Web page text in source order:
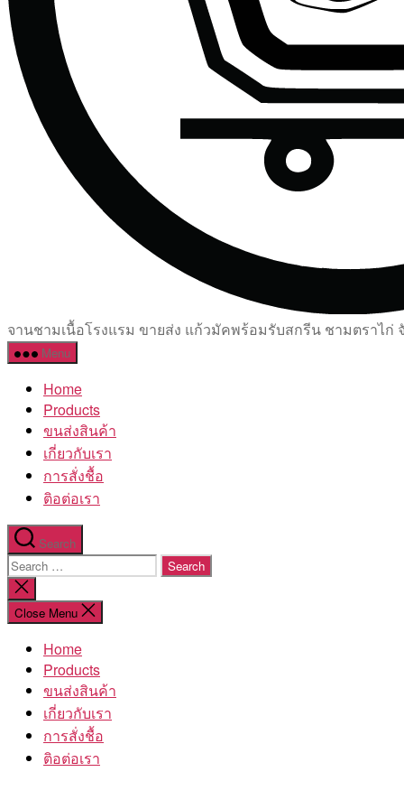
จานชามเนื้อโรงแรม ขายส่ง แก้วมัคพร้อมรับสกรีน ชามตราไก่
Menu
Home
Products
ขนส่งสินค้า
เกี่ยวกับเรา
การสั่งชื้อ
ติอต่อเรา
Search
Search
for:
Close
search
Close Menu
Home
Products
ขนส่งสินค้า
เกี่ยวกับเรา
การสั่งชื้อ
ติอต่อเรา